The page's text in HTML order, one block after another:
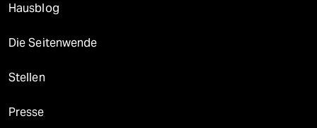
Hausblog
Die Seitenwende
Stellen
Presse